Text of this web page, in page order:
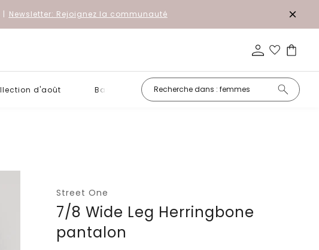
| Newsletter: Rejoignez la communauté
d'août Basiques Petits prix
Street One
7/8 Wide Leg Herringbone
pantalon